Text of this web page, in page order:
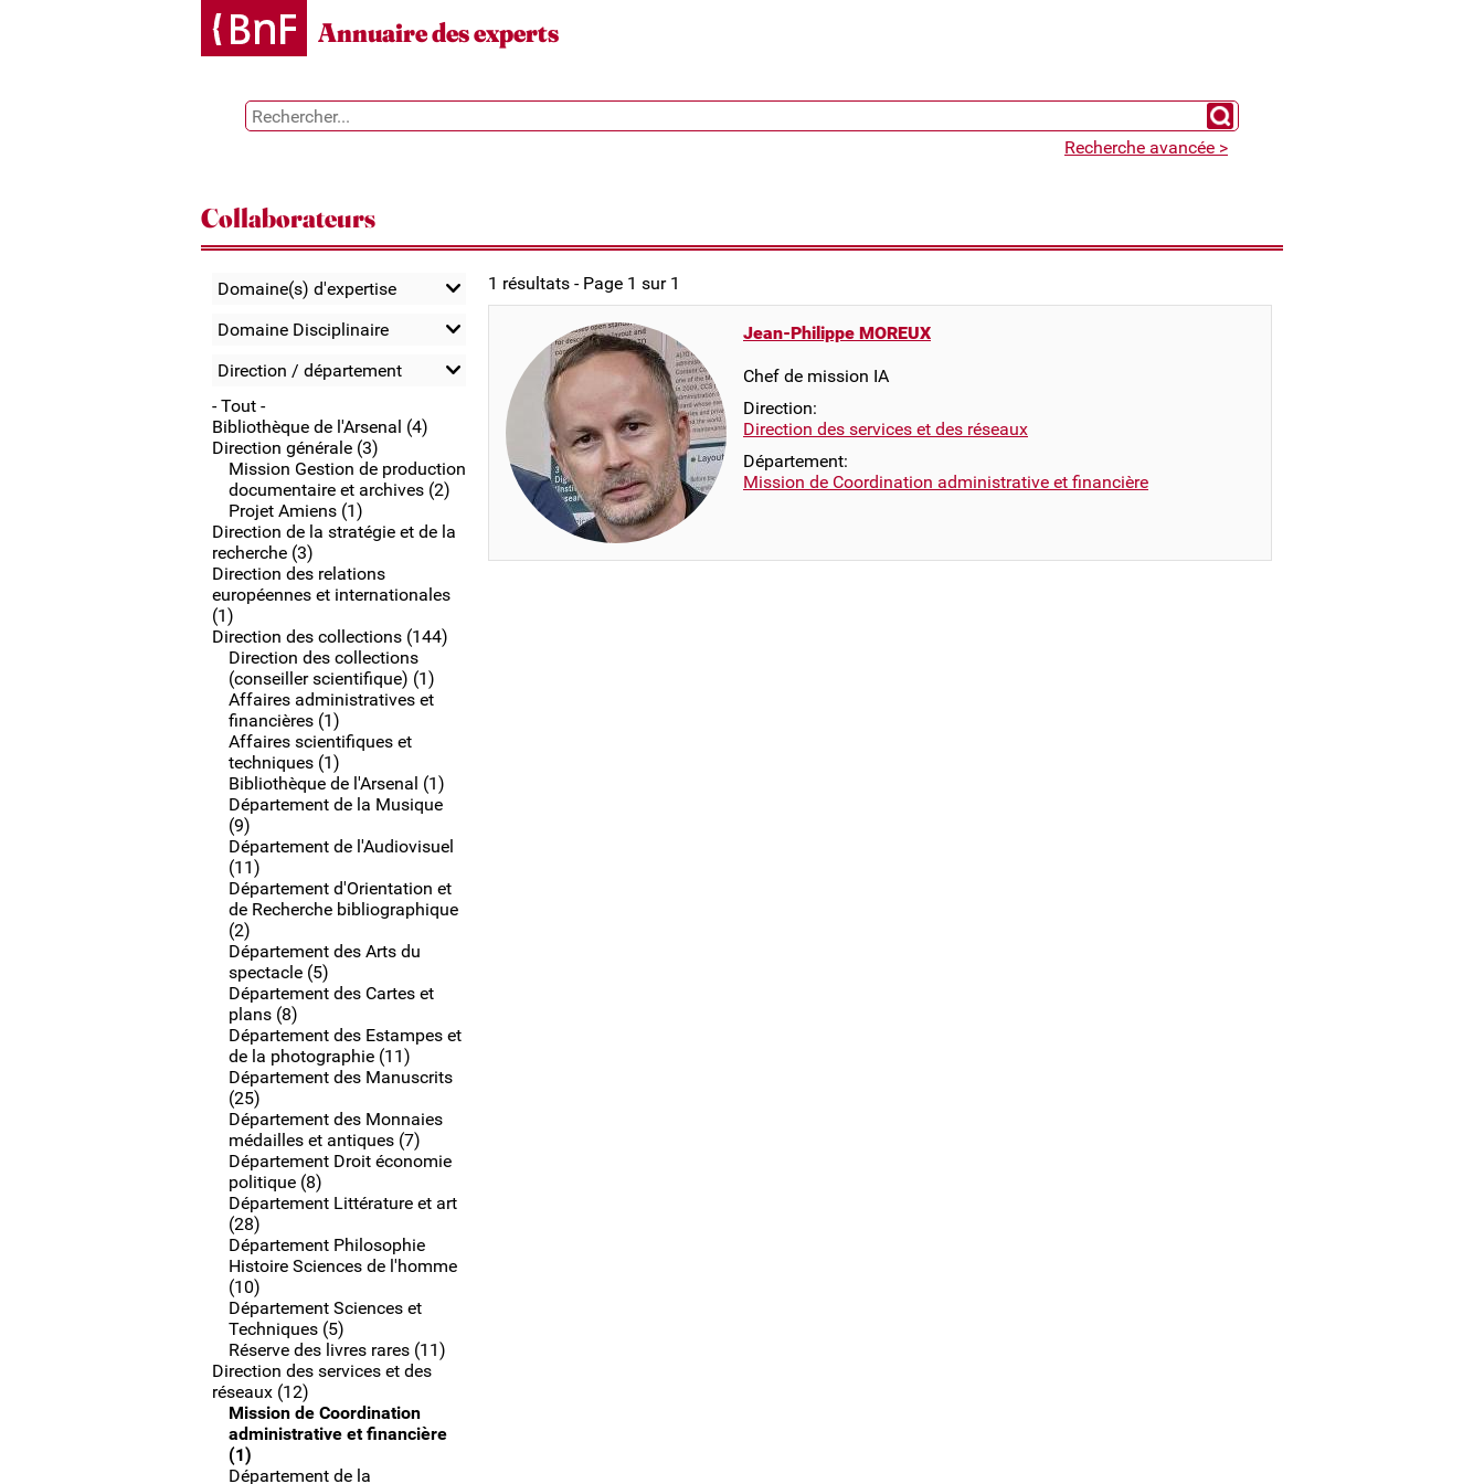
Annuaire des experts
Chercher un expert
Recherche avancée >
Collaborateurs
Domaine(s) d'expertise
Domaine Disciplinaire
Direction / département
- Tout -
Bibliothèque de l'Arsenal (4)
Direction générale (3)
Mission Gestion de production
documentaire et archives (2)
Projet Amiens (1)
Direction de la stratégie et de la
recherche (3)
Direction des relations
européennes et internationales
(1)
Direction des collections (144)
Direction des collections
(conseiller scientifique) (1)
Affaires administratives et
financières (1)
Affaires scientifiques et
techniques (1)
Bibliothèque de l'Arsenal (1)
Département de la Musique
(9)
Département de l'Audiovisuel
(11)
Département d'Orientation et
de Recherche bibliographique
(2)
Département des Arts du
spectacle (5)
Département des Cartes et
plans (8)
Département des Estampes et
de la photographie (11)
Département des Manuscrits
(25)
Département des Monnaies
médailles et antiques (7)
Département Droit économie
politique (8)
Département Littérature et art
(28)
Département Philosophie
Histoire Sciences de l'homme
(10)
Département Sciences et
Techniques (5)
Réserve des livres rares (11)
Direction des services et des
réseaux (12)
Mission de Coordination
administrative et financière
(1)
Département de la
1 résultats - Page 1 sur 1
Jean-Philippe MOREUX
Chef de mission IA
Direction:
Direction des services et des réseaux
Département:
Mission de Coordination administrative et financière